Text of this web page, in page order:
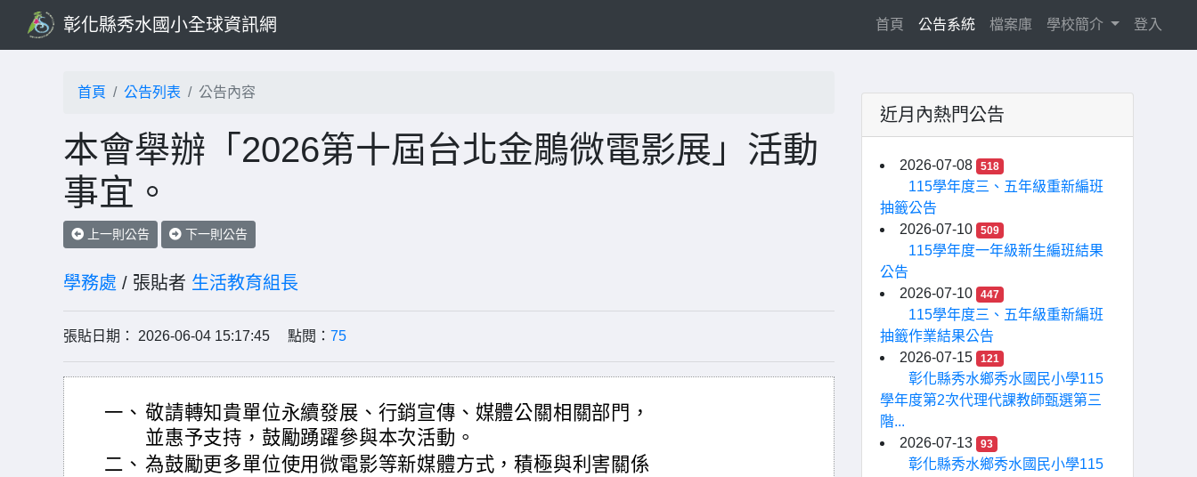
彰化縣秀水國小全球資訊網 首頁 (current)
公告系統 檔案庫 學校簡介 登入
首頁 公告列表 公告內容
本會舉辦「2026第十屆台北金鵰微電影展」活動
事宜。
上一則公告 下一則公告
學務處 / 張貼者 生活教育組長
張貼日期： 2026-06-04 15:17:45 點閱： 75
一、 敬請轉知貴單位永續發展、行銷宣傳、媒體公關相關部門，
並惠予支持，鼓勵踴躍參與本次活動。
二、 為鼓勵更多單位使用微電影等新媒體方式，積極與利害關係
近月內熱門公告
2026-07-08 518
115學年度三、五年級重新編班
抽籤公告
2026-07-10
509
115學年度一年級新生編班結果
公告
2026-07-10
447
115學年度三、五年級重新編班
抽籤作業結果公告
2026-07-15
121
彰化縣秀水鄉秀水國民小學115
學年度第2次代理代課教師甄選第三
階...
2026-07-13
93
彰化縣秀水鄉秀水國民小學115